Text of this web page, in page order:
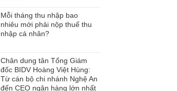
Mỗi tháng thu nhập bao
nhiêu mới phải nộp thuế thu
nhập cá nhân?
Chân dung tân Tổng Giám
đốc BIDV Hoàng Việt Hùng:
Từ cán bộ chi nhánh Nghệ An
đến CEO ngân hàng lớn nhất